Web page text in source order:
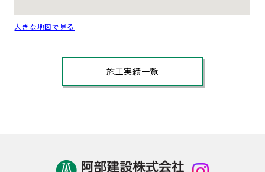
大きな地図で見る
施工実績一覧